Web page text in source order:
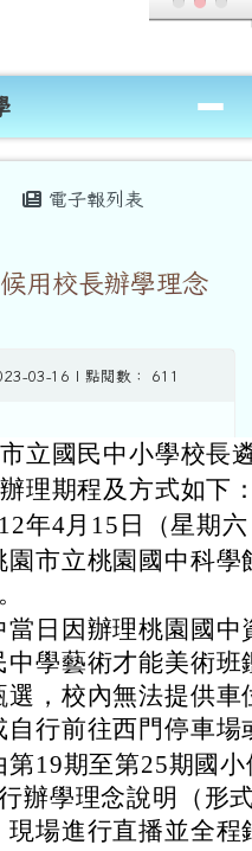
民小學
電子報列表
用校長辦學理念
03-16 | 點閱數： 611
立國民中小學校長
理期程及方式如下
年4月15日（星期
園市立桃園國中科
當日因辦理桃園國
中學藝術才能美術
選，校內無法提供
自行前往西門停車
第19期至第25期國
辦學理念說明（形
現場進行直播並全程